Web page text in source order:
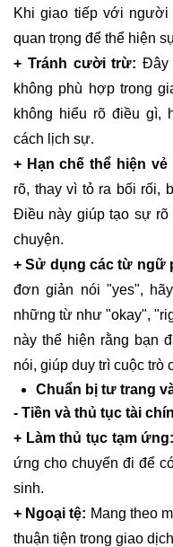
Khi giao tiếp với
quan trọng để thể hiện
+ Tránh cười trừ: Đây
không phù hợp trong
không hiểu rõ điều gì,
cách lịch sự.
+ Hạn chế thể hiện
rõ, thay vì tỏ ra bối rối,
Điều này giúp tạo sự rõ
chuyện.
+ Sử dụng các từ ngữ
đơn giản nói "yes",
những từ như "okay",
này thể hiện rằng bạn
nói, giúp duy trì cuộc trò
Chuẩn bị tư trang
- Tiền và thủ tục tài
+ Làm thủ tục tạm
ứng cho chuyến đi để
sinh.
+ Ngoại tệ: Mang theo
thuận tiện trong giao